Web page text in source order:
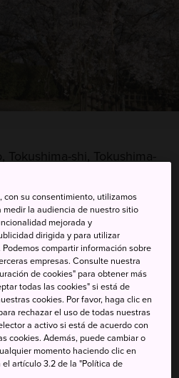
Tokushima-shi, Tokushima-
MAPA
en un
en la ladera de
con su consentimiento, utilizamos
la audiencia de nuestro sitio
mejorada y
dirigida y para utilizar
compartir información sobre
empresas. Consulte nuestra
de cookies" para obtener más
todas las cookies" si está de
cookies. Por favor, haga clic en
rechazar el uso de todas nuestras
a activo si está de acuerdo con
cookies. Además, puede cambiar o
momento haciendo clic en
artículo 3.2 de la "Política de